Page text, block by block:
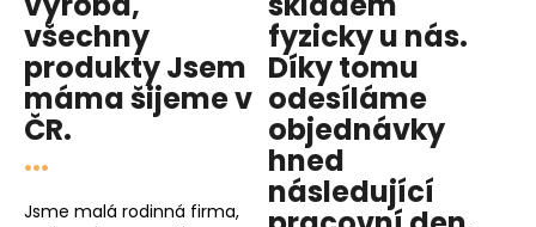
všechny
produktyJsem
mámašijeme v
ČR.
...
Jsme malá rodinná firma,
fyzicky u nás.
Díky tomu
odesíláme
objednávky
hned
následující